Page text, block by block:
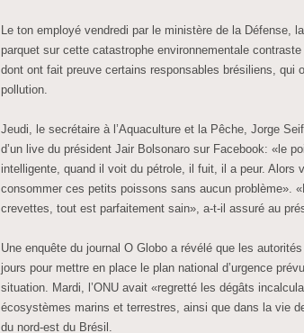
Le ton employé vendredi par le ministère de la Défense,
parquet sur cette catastrophe environnementale
dont ont fait preuve certains responsables brésiliens, qui
pollution.
Jeudi, le secrétaire à l’Aquaculture et la Pêche, Jorge
d’un live du président Jair Bolsonaro sur Facebook: «le
intelligente, quand il voit du pétrole, il fuit, il a peur. Alors
consommer ces petits poissons sans aucun problème».
crevettes, tout est parfaitement sain», a-t-il assuré au
Une enquête du journal O Globo a révélé que les
jours pour mettre en place le plan national d’urgence
situation. Mardi, l’ONU avait «regretté les dégâts
écosystèmes marins et terrestres, ainsi que dans la vie
du nord-est du Brésil.